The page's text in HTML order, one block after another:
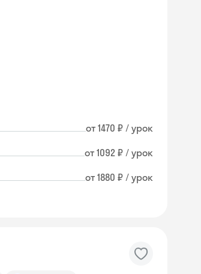
от 1470 ₽ / урок
от 1092 ₽ / урок
от 1880 ₽ / урок